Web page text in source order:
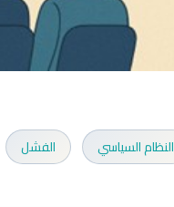
النظام السياسي الفشل